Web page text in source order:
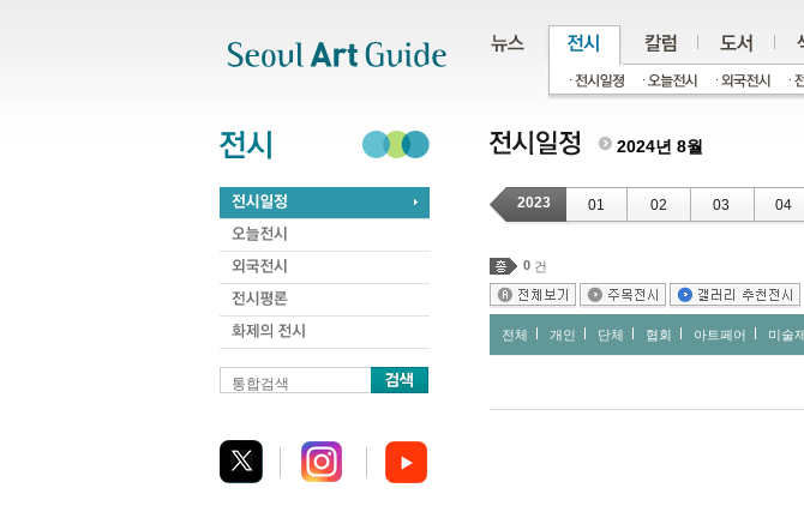
통합검색
2024년 8월
2023 01 02 03 04
0 건
전체 개인 단체 협회 아트페어 미술